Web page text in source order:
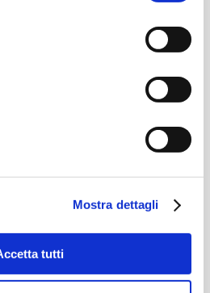
Mostra dettagli
tutti
che abbiamo creato